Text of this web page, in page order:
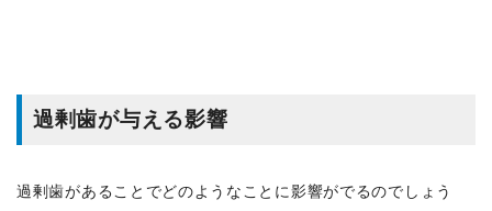
過剰歯が与える影響
過剰歯があることでどのようなことに影響がでるのでしょう